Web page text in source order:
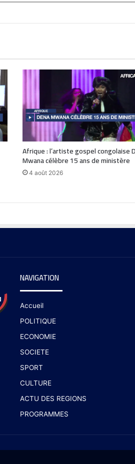
Afrique : l’artiste gospel congolaise
Mwana célèbre 15 ans de ministère
4 août 2026
NAVIGATION
Accueil
POLITIQUE
ECONOMIE
SOCIETE
SPORT
CULTURE
ACTU DES REGIONS
PROGRAMMES